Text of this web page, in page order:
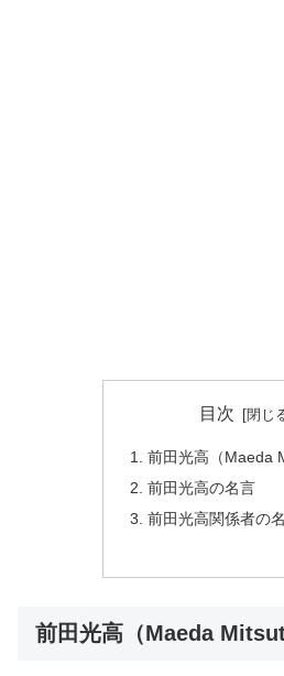
目次
前田光高（Maeda
前田光高の名言
前田光高関係者の
前田光高（Maeda